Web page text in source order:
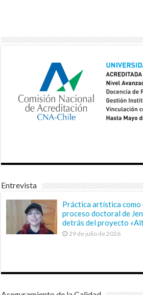
Entrevista
Práctica artística
proceso doctoral de
detrás del proyecto
29 de julio de 2026